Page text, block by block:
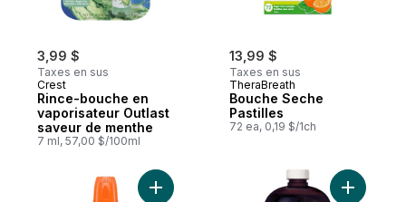
3,99 $
Taxes en sus
Crest
Rince-bouche en
vaporisateur Outlast
saveur de menthe
7 ml, 57,00 $/100ml
13,99 $
Taxes en sus
TheraBreath
Bouche Seche
Pastilles
72 ea, 0,19 $/1ch
Ajouter Solution de rinçage orale sourire
Ajouter